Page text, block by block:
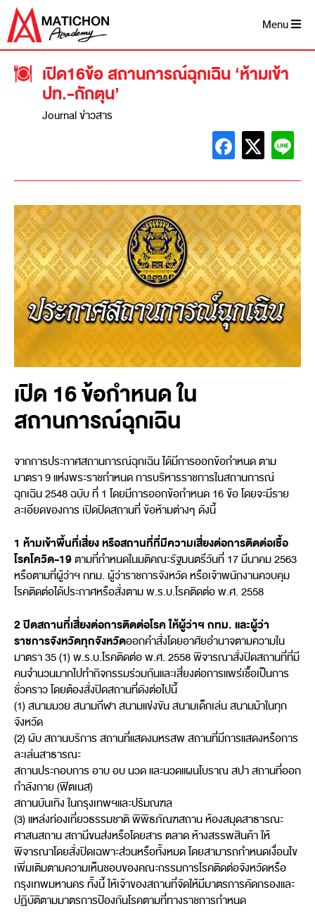
Menu
เปิด16ข้อ สถานการณ์ฉุกเฉิน ‘ห้ามเข้า
ปท.-กักตุน’
Journal ข่าวสาร
เปิด 16 ข้อกำหนด ใน
สถานการณ์ฉุกเฉิน
จากการประกาศสถานการณ์ฉุกเฉิน ได้มีการออกข้อกำหนด ตาม
มาตรา 9 แห่งพระราชกำหนด การบริหารราชการในสถานการณ์
ฉุกเฉิน 2548 ฉบับ ที่ 1 โดยมีการออกข้อกำหนด 16 ข้อ โดยจะมีราย
ละเอียดของการ เปิดปิดสถานที่ ข้อห้ามต่างๆ ดังนี้
1 ห้ามเข้าพื้นที่เสี่ยง หรือสถานที่ที่มีความเสี่ยงต่อการติดต่อเชื้อ
โรคโควิด-19ตามที่กำหนดในมติคณะรัฐมนตรีวันที่ 17 มีนาคม 2563
หรือตามที่ผู้ว่าฯ กทม. ผู้ว่าราชการจังหวัด หรือเจ้าพนักงานควบคุม
โรคติดต่อได้ประกาศหรือสั่งตาม พ.ร.บ.โรคติดต่อ พ.ศ. 2558
2 ปิดสถานที่เสี่ยงต่อการติดต่อโรค ให้ผู้ว่าฯ กทม. และผู้ว่า
ราชการจังหวัดทุกจังหวัดออกคำสั่งโดยอาศัยอำนาจตามความใน
มาตรา 35 (1) พ.ร.บ.โรคติดต่อ พ.ศ. 2558 พิจารณาสั่งปิดสถานที่ที่มี
คนจำนวนมากไปทำกิจกรรมร่วมกันและเสี่ยงต่อการแพร่เชื้อเป็นการ
ชั่วคราว โดยต้องสั่งปิดสถานที่ดังต่อไปนี้
(1) สนามมวย สนามกีฬา สนามแข่งขัน สนามเด็กเล่น สนามม้าในทุก
จังหวัด
(2) ผับ สถานบริการ สถานที่แสดงมหรสพ สถานที่มีการแสดงหรือการ
ละเล่นสาธารณะ
สถานประกอบการ อาบ อบ นวด และนวดแผนโบราณ สปา สถานที่ออก
กำลังกาย (ฟิตเนส)
สถานบันเทิง ในกรุงเทพฯและปริมณฑล
(3) แหล่งท่องเที่ยวธรรมชาติ พิพิธภัณฑสถาน ห้องสมุดสาธารณะ
ศาสนสถาน สถานีขนส่งหรือโดยสาร ตลาด ห้างสรรพสินค้า ให้
พิจารณาโดยสั่งปิดเฉพาะส่วนหรือทั้งหมด โดยสามารถกำหนดเงื่อนไข
เพิ่มเติมตามความเห็นชอบของคณะกรรมการโรคติดต่อจังหวัดหรือ
กรุงเทพมหานคร ทั้งนี้ ให้เจ้าของสถานที่จัดให้มีมาตรการคัดกรองและ
ปฏิบัติตามมาตรการป้องกันโรคตามที่ทางราชการกำหนด